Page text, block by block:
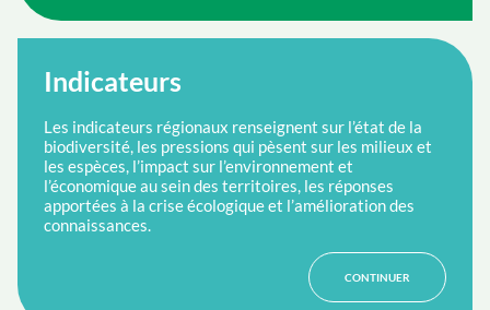
Indicateurs
Les indicateurs régionaux renseignent sur l’état de la
biodiversité, les pressions qui pèsent sur les milieux et
les espèces, l’impact sur l’environnement et
l’économique au sein des territoires, les réponses
apportées à la crise écologique et l’amélioration des
connaissances.
CONTINUER